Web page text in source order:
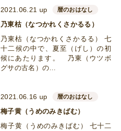
2021.06.21 up 暦のおはなし
乃東枯（なつかれくさかるる）
乃東枯（なつかれくさかるる） 七
十二候の中で、夏至（げし）の初
候にあたります。 乃東（ウツボ
グサの古名）の…
2021.06.16 up 暦のおはなし
梅子黄（うめのみきばむ）
梅子黄（うめのみきばむ） 七十二